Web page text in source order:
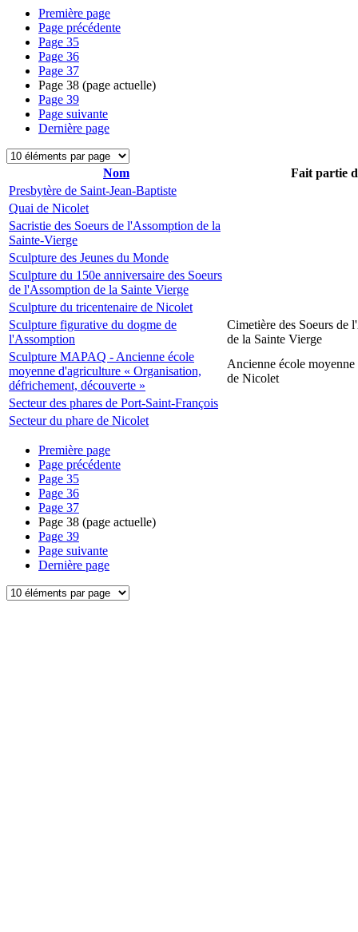
Première page
Page précédente
Page 35
Page 36
Page 37
Page 38 (page actuelle)
Page 39
Page suivante
Dernière page
Nom
Fait partie
Presbytère de Saint-Jean-Baptiste
Quai de Nicolet
Sacristie des Soeurs de l'Assomption de la
Sainte-Vierge
Sculpture des Jeunes du Monde
Sculpture du 150e anniversaire des Soeurs
de l'Assomption de la Sainte Vierge
Sculpture du tricentenaire de Nicolet
Sculpture figurative du dogme de
l'Assomption
Cimetière des Soeurs de
de la Sainte Vierge
Sculpture MAPAQ - Ancienne école
moyenne d'agriculture « Organisation,
défrichement, découverte »
Ancienne école
de Nicolet
Secteur des phares de Port-Saint-François
Secteur du phare de Nicolet
Première page
Page précédente
Page 35
Page 36
Page 37
Page 38 (page actuelle)
Page 39
Page suivante
Dernière page